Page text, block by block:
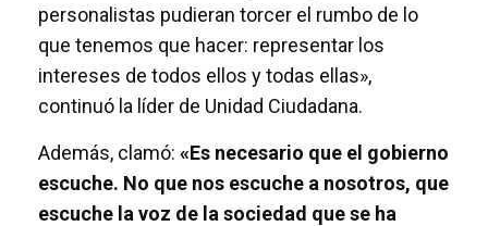
personalistas pudieran torcer el rumbo de lo
que tenemos que hacer: representar los
intereses de todos ellos y todas ellas»,
continuó la líder de Unidad Ciudadana.
Además, clamó: «Es necesario que el gobierno
escuche. No que nos escuche a nosotros, que
escuche la voz de la sociedad que se ha